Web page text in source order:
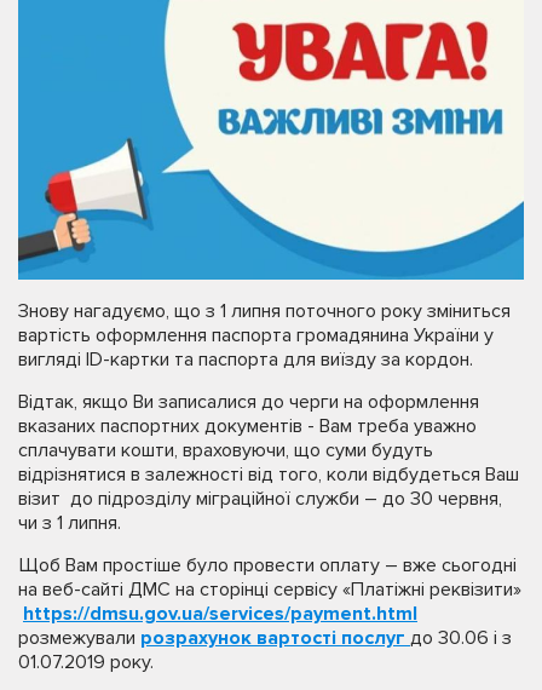
Знову нагадуємо, що з 1 липня поточного року зміниться
вартість оформлення паспорта громадянина України у
вигляді ID-картки та паспорта для виїзду за кордон.
Відтак, якщо Ви записалися до черги на оформлення
вказаних паспортних документів - Вам треба уважно
сплачувати кошти, враховуючи, що суми будуть
відрізнятися в залежності від того, коли відбудеться Ваш
візит до підрозділу міграційної служби – до 30 червня,
чи з 1 липня.
Щоб Вам простіше було провести оплату – вже сьогодні
на веб-сайті ДМС на сторінці сервісу «Платіжні реквізити»
https://dmsu.gov.ua/services/payment.html
розмежували розрахунок вартості послуг до 30.06 і з
01.07.2019 року.